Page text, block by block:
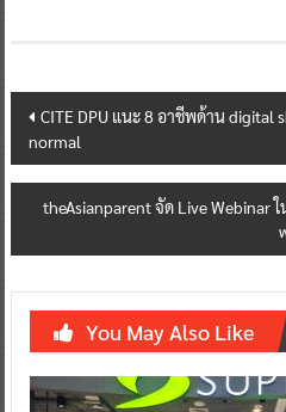
Post
navigation
CITE DPU แนะ 8 อาชีพด้าน digital
normal
theAsianparent จัด Live Webinar
You May Also Like